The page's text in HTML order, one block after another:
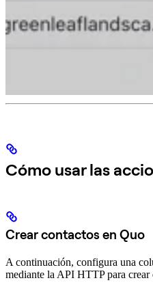
Cómo usar las
Crear contactos en Quo
A continuación, configura una
mediante la API HTTP para crear